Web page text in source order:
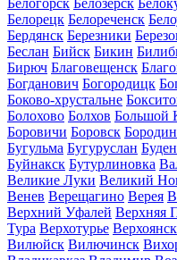
Белогорск Белозерск
Белорецк Белореченск
Бердянск Березники
Беслан Бийск Бикин
Бирюч Благовещенск
Богданович Богородицк
Боково-хрустальне
Болохово Болхов Большой
Боровичи Боровск
Бугульма Бугуруслан
Буйнакск Бутурлиновка
Великие Луки Великий
Венев Верещагино Верея
Верхний Уфалей Верхняя
Тура Верхотурье Верхоянск
Вилюйск Вилючинск